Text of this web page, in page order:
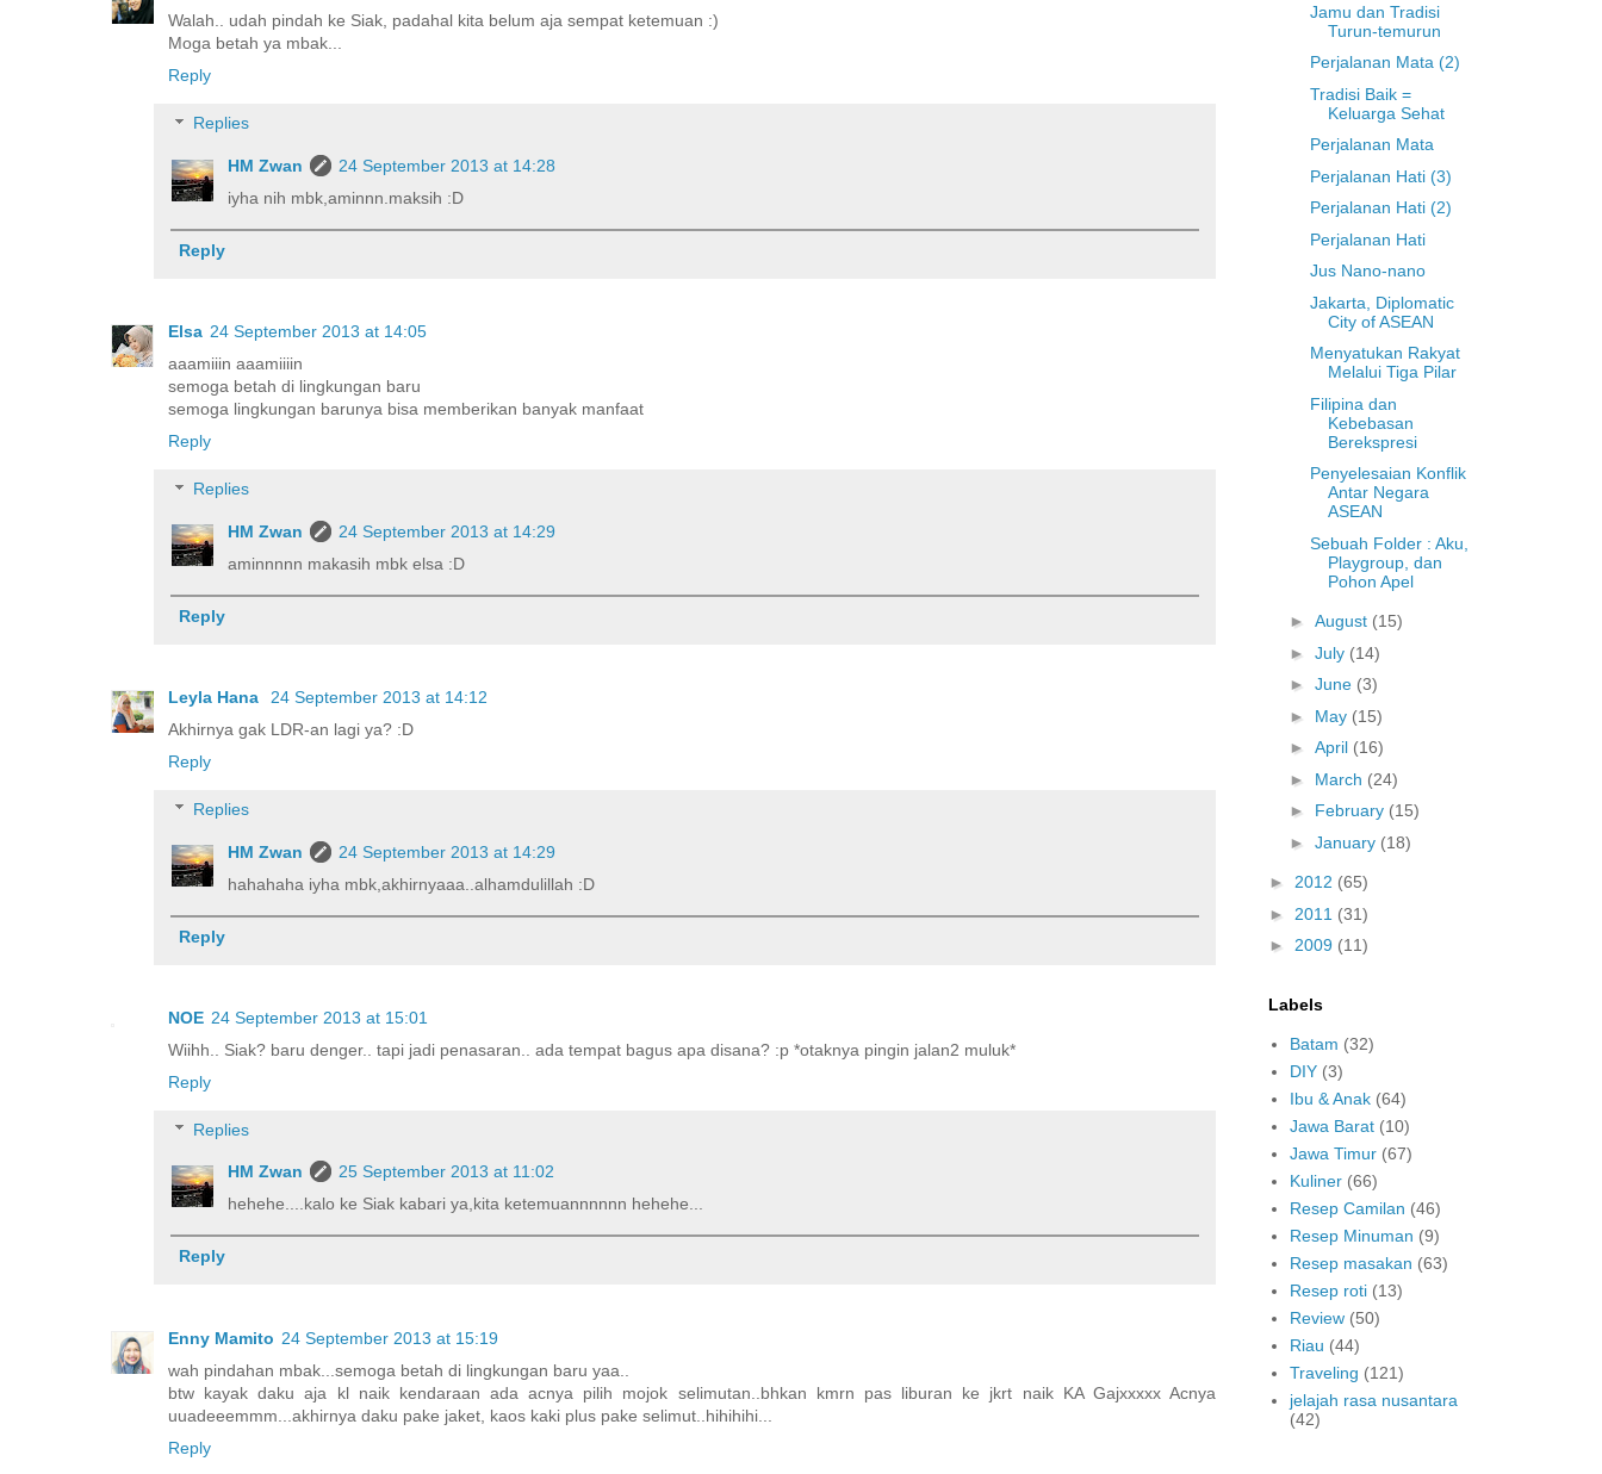
Walah.. udah pindah ke Siak, padahal kita belum aja sempat ketemuan :)
Moga betah ya mbak...
Reply
Replies
HM Zwan
24 September 2013 at 14:28
iyha nih mbk,aminnn.maksih :D
Reply
Elsa 24 September 2013 at 14:05
aaamiiin aaamiiiin
semoga betah di lingkungan baru
semoga lingkungan barunya bisa memberikan banyak manfaat
Reply
Replies
HM Zwan
24 September 2013 at 14:29
aminnnnn makasih mbk elsa :D
Reply
Leyla Hana
24 September 2013 at 14:12
Akhirnya gak LDR-an lagi ya? :D
Reply
Replies
HM Zwan
24 September 2013 at 14:29
hahahaha iyha mbk,akhirnyaaa..alhamdulillah :D
Reply
NOE 24 September 2013 at 15:01
Wiihh.. Siak? baru denger.. tapi jadi penasaran.. ada tempat bagus apa disana? :p *otaknya pingin jalan2 muluk*
Reply
Replies
HM Zwan
25 September 2013 at 11:02
hehehe....kalo ke Siak kabari ya,kita ketemuannnnnn hehehe...
Reply
Enny Mamito 24 September 2013 at 15:19
wah pindahan mbak...semoga betah di lingkungan baru yaa..
btw kayak daku aja kl naik kendaraan ada acnya pilih mojok selimutan..bhkan kmrn pas liburan ke jkrt naik KA Gajxxxxx Acnya
uuadeeemmm...akhirnya daku pake jaket, kaos kaki plus pake selimut..hihihihi...
Reply
Jamu dan Tradisi
Turun-temurun
Perjalanan Mata (2)
Tradisi Baik =
Keluarga Sehat
Perjalanan Mata
Perjalanan Hati (3)
Perjalanan Hati (2)
Perjalanan Hati
Jus Nano-nano
Jakarta, Diplomatic
City of ASEAN
Menyatukan Rakyat
Melalui Tiga Pilar
Filipina dan
Kebebasan
Berekspresi
Penyelesaian Konflik
Antar Negara
ASEAN
Sebuah Folder : Aku,
Playgroup, dan
Pohon Apel
► August (15)
► July (14)
► June (3)
► May (15)
► April (16)
► March (24)
► February (15)
► January (18)
► 2012 (65)
► 2011 (31)
► 2009 (11)
Labels
Batam (32)
DIY (3)
Ibu & Anak (64)
Jawa Barat (10)
Jawa Timur (67)
Kuliner (66)
Resep Camilan (46)
Resep Minuman (9)
Resep masakan (63)
Resep roti (13)
Review (50)
Riau (44)
Traveling (121)
jelajah rasa nusantara
(42)